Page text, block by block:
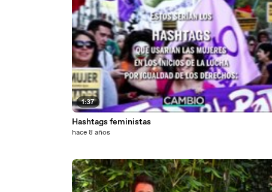
1:37
Hashtags feministas
hace 8 años